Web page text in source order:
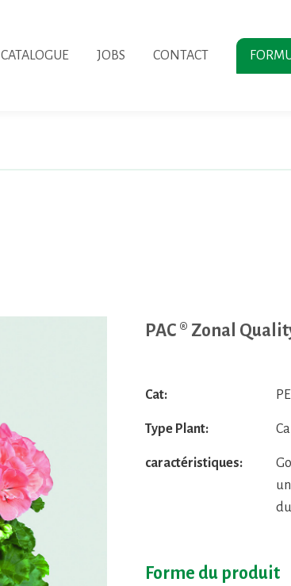
CATALOGUE JOBS CONTACT
PAC ® Zonal
Cat:
Type Plant:
caractéristiques:
Forme du produit